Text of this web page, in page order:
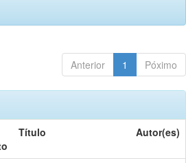
Anterior 1 Póximo
Título Autor(es)